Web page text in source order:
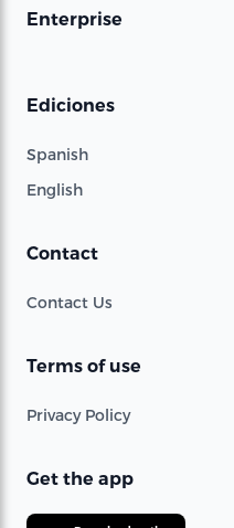
Enterprise
Ediciones
Spanish
English
Contact
Contact Us
Terms of use
Privacy Policy
Get the app